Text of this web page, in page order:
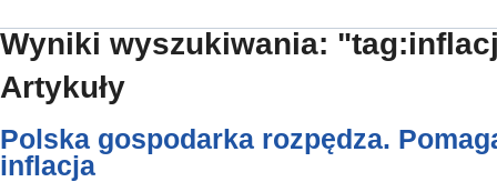
Wyniki wyszukiwania:
Artykuły
Polska gospodarka rozpędza.
inflacja